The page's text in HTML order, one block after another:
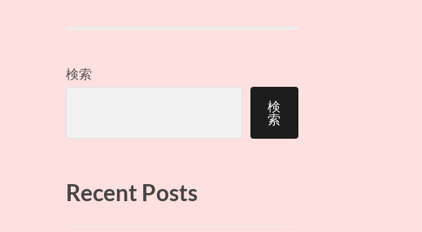
検索
検
索
Recent Posts